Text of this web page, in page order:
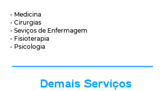
- Medicina
- Cirurgias
- Seviços de Enfermagem
- Fisioterapia
- Psicologia
Demais Serviços